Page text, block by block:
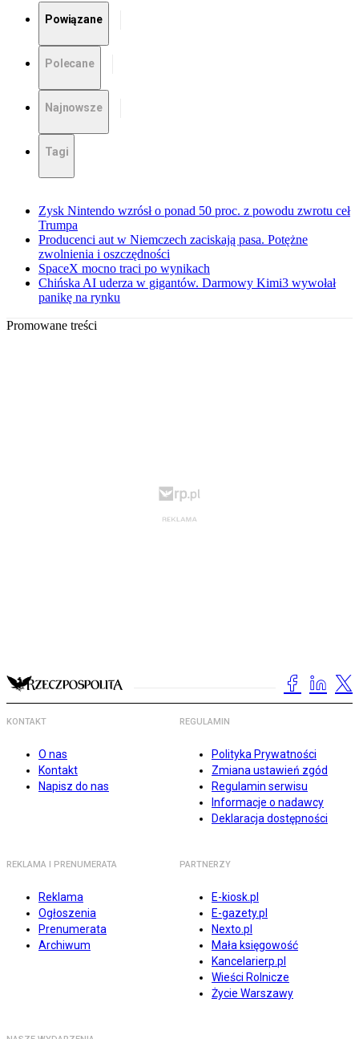
Powiązane
Polecane
Najnowsze
Tagi
Zysk Nintendo wzrósł o ponad 50 proc. z powodu zwrotu ceł
Trumpa
Producenci aut w Niemczech zaciskają pasa. Potężne
zwolnienia i oszczędności
SpaceX mocno traci po wynikach
Chińska AI uderza w gigantów. Darmowy Kimi3 wywołał
panikę na rynku
Promowane treści
KONTAKT
O nas
Kontakt
Napisz do nas
REGULAMIN
Polityka Prywatności
Zmiana ustawień zgód
Regulamin serwisu
Informacje o nadawcy
Deklaracja dostępności
REKLAMA I PRENUMERATA
Reklama
Ogłoszenia
Prenumerata
Archiwum
PARTNERZY
E-kiosk.pl
E-gazety.pl
Nexto.pl
Mała księgowość
Kancelarierp.pl
Wieści Rolnicze
Życie Warszawy